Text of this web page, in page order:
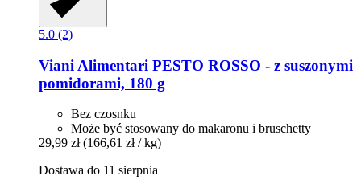
5.0 (2)
Viani Alimentari PESTO ROSSO -​ z suszonymi
pomidorami, 180 g
Bez czosnku
Może być stosowany do makaronu i bruschetty
29,99 zł (166,61 zł / kg)
Dostawa do 11 sierpnia